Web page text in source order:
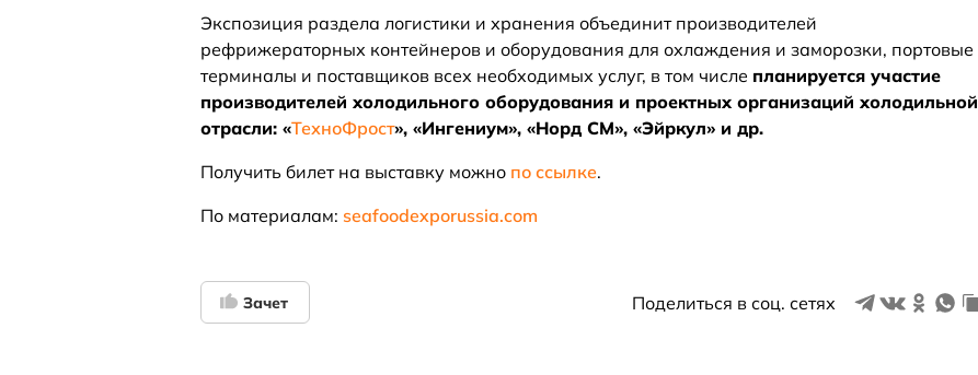
Экспозиция раздела логистики и хранения объединит производителей
рефрижераторных контейнеров и оборудования для охлаждения и заморозки, портовые
терминалы и поставщиков всех необходимых услуг, в том числе планируется участие
производителей холодильного оборудования и проектных организаций холодильной
отрасли: «ТехноФрост», «Ингениум», «Норд СМ», «Эйркул» и др.
Получить билет на выставку можно по ссылке.
По материалам: seafoodexporussia.com
Зачет Поделиться в соц. сетях